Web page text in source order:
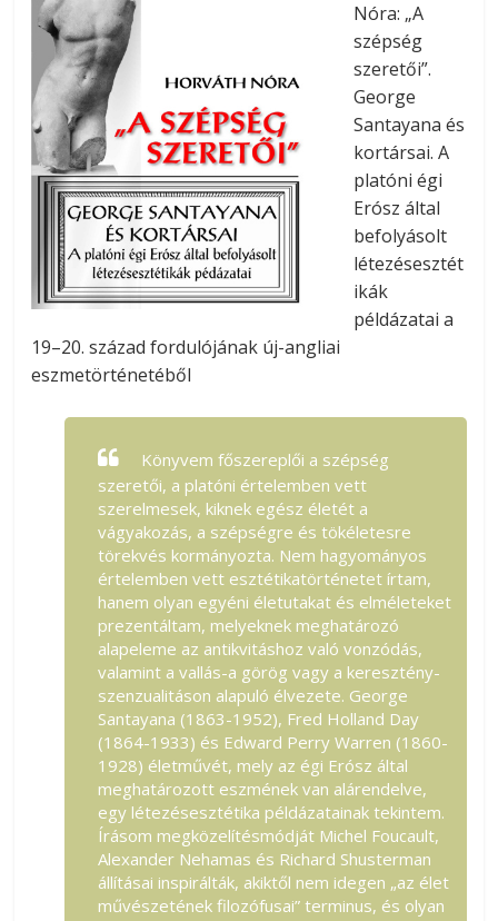
Nóra: „A
szépség
szeretői”.
George
Santayana és
kortársai. A
platóni égi
Erósz által
befolyásolt
létezésesztét
ikák
példázatai a
19–20. század fordulójának új-angliai
eszmetörténetéből
Könyvem főszereplői a szépség
szeretői, a platóni értelemben vett
szerelmesek, kiknek egész életét a
vágyakozás, a szépségre és tökéletesre
törekvés kormányozta. Nem hagyományos
értelemben vett esztétikatörténetet írtam,
hanem olyan egyéni életutakat és elméleteket
prezentáltam, melyeknek meghatározó
alapeleme az antikvitáshoz való vonzódás,
valamint a vallás-a görög vagy a keresztény-
szenzualitáson alapuló élvezete. George
Santayana (1863-1952), Fred Holland Day
(1864-1933) és Edward Perry Warren (1860-
1928) életművét, mely az égi Erósz által
meghatározott eszmének van alárendelve,
egy létezésesztétika példázatainak tekintem.
Írásom megközelítésmódját Michel Foucault,
Alexander Nehamas és Richard Shusterman
állításai inspirálták, akiktől nem idegen „az élet
művészetének filozófusai” terminus, és olyan